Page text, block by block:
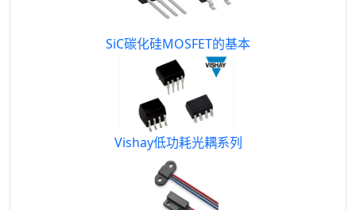
SiC碳化硅MOSFET的基本
Vishay低功耗光耦系列